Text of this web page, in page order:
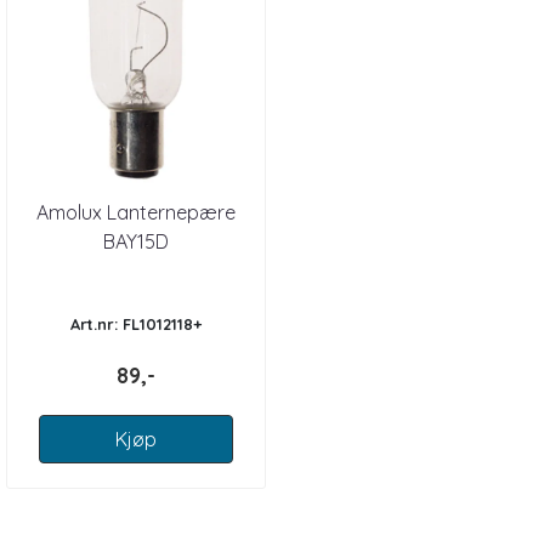
Amolux Lanternepære
BAY15D
Art.nr: FL1012118+
89,-
Kjøp